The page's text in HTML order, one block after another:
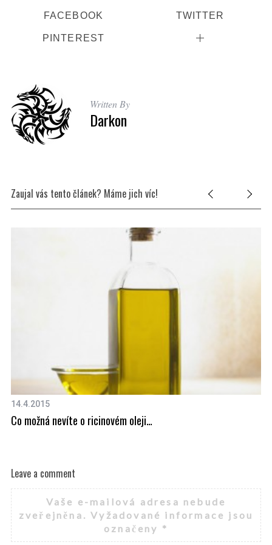
FACEBOOK TWITTER
PINTEREST
Written By
Darkon
Zaujal vás tento článek? Máme jich víc!
14.4.2015
Co možná nevíte o ricinovém oleji…
Leave a comment
Vaše e-mailová adresa nebude
zveřejněna. Vyžadované informace jsou
označeny *